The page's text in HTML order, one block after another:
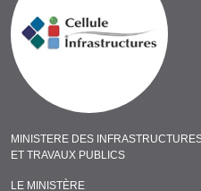
MINISTERE DES
ET TRAVAUX PUBLICS
LE MINISTÈRE